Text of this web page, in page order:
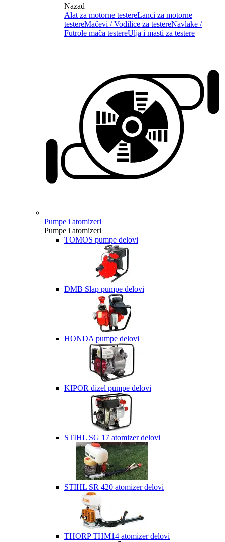
Nazad
Alat za motorne testereLanci za motorne
testereMačevi / Vodilice za testereNavlake /
Futrole mača testereUlja i masti za testere
Pumpe i atomizeri
Pumpe i atomizeri
TOMOS pumpe delovi
DMB Slap pumpe delovi
HONDA pumpe delovi
KIPOR dizel pumpe delovi
STIHL SG 17 atomizer delovi
STIHL SR 420 atomizer delovi
THORP THM14 atomizer delovi